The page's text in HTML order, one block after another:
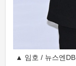
▲ 임호 / 뉴스엔DB